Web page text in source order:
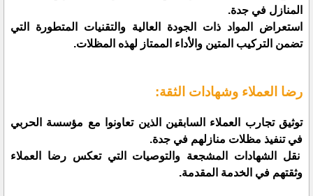
المنازل في جدة.
استعراض المواد ذات الجودة العالية والتقنيات المتطورة التي
تضمن التركيب المتين والأداء الممتاز لهذه المظلات.
رضا العملاء وشهادات الثقة:
توثيق تجارب العملاء السابقين الذين تعاونوا مع مؤسسة الحربي
في تنفيذ مظلات منازلهم في جدة.
نقل الشهادات المشجعة والتوصيات التي تعكس رضا العملاء
وثقتهم في الخدمة المقدمة.